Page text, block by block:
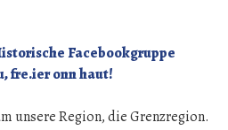
Facebookgruppe
fre.ier onn haut!
unsere Region, die Grenzregion.